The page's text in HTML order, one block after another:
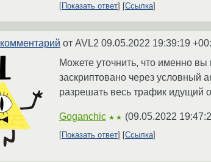
Показать ответ Ссылка
комментарий от AVL2 09.05.2022 19:39:19
Можете уточнить, что именно
заскриптовано через условный
разрешать весь трафик идущий
Goganchic ★★ (09.05.2022
Показать ответ
Ссылка